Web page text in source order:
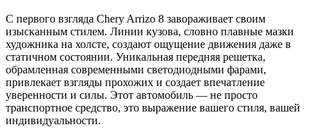
С первого взгляда Chery Arrizo 8 завораживает своим
изысканным стилем. Линии кузова, словно плавные мазки
художника на холсте, создают ощущение движения даже в
статичном состоянии. Уникальная передняя решетка,
обрамленная современными светодиодными фарами,
привлекает взгляды прохожих и создает впечатление
уверенности и силы. Этот автомобиль — не просто
транспортное средство, это выражение вашего стиля, вашей
индивидуальности.